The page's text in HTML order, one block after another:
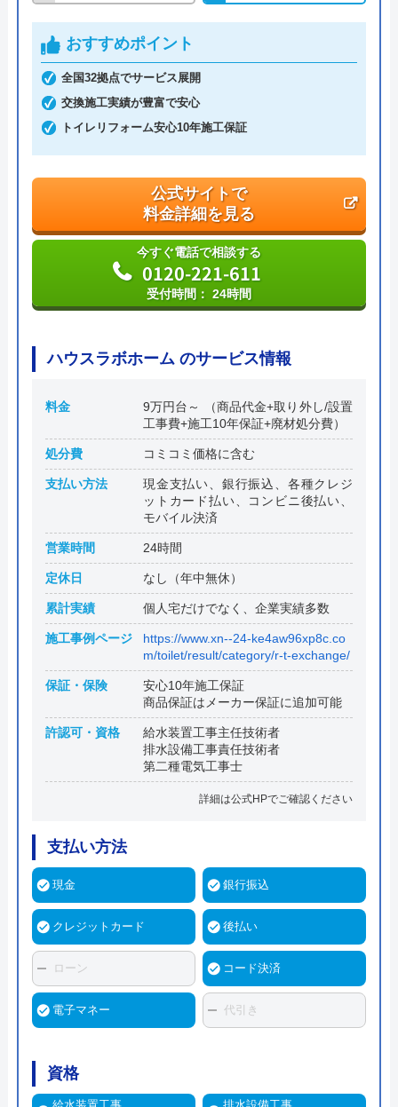
おすすめポイント
全国32拠点でサービス展開
交換施工実績が豊富で安心
トイレリフォーム安心10年施工保証
公式サイトで
料金詳細を見る
今すぐ電話で相談する
0120-221-611
受付時間： 24時間
ハウスラボホーム のサービス情報
料金
9万円台～ （商品代金+取り外し/設置
工事費+施工10年保証+廃材処分費）
処分費 コミコミ価格に含む
支払い方法
現金支払い、銀行振込、各種クレジ
ットカード払い、コンビニ後払い、
モバイル決済
営業時間 24時間
定休日 なし（年中無休）
累計実績 個人宅だけでなく、企業実績多数
施工事例ページ
https://www.xn--24-ke4aw96xp8c.co
m/toilet/result/category/r-t-exchange/
保証・保険
安心10年施工保証
商品保証はメーカー保証に追加可能
許認可・資格
給水装置工事主任技術者
排水設備工事責任技術者
第二種電気工事士
詳細は公式HPでご確認ください
支払い方法
現金 銀行振込
クレジットカード 後払い
ローン コード決済
電子マネー 代引き
資格